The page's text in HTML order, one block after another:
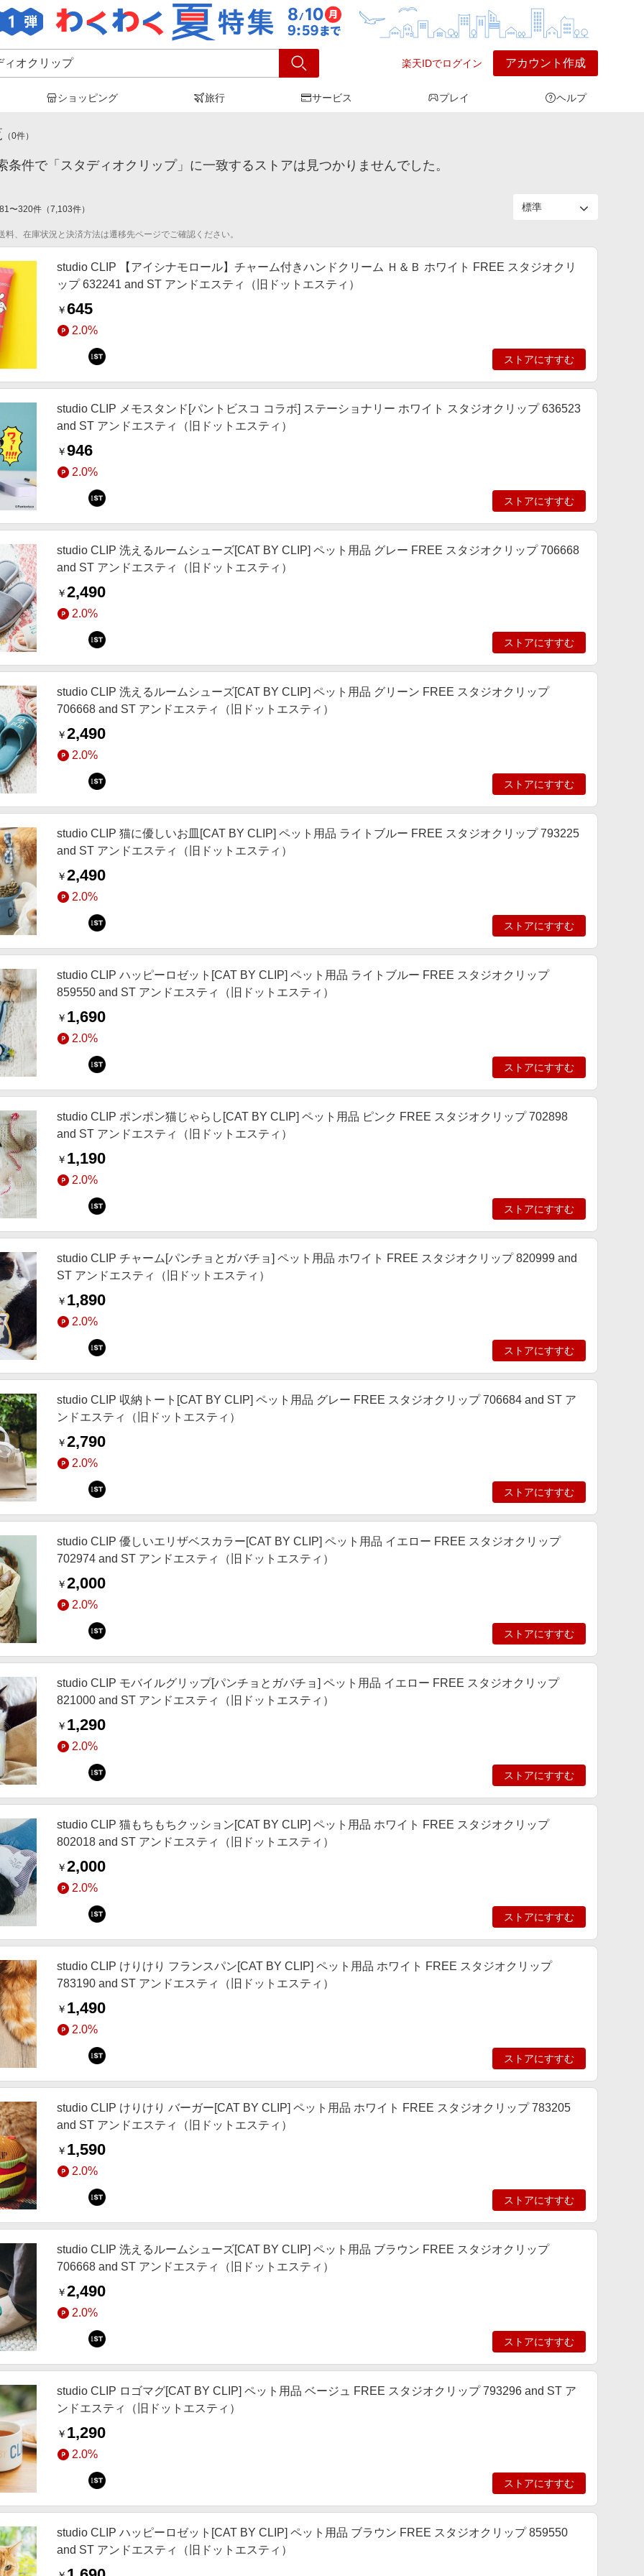
楽天IDでログイン アカウント作成
ショッピング 旅行 サービス プレイ ヘルプ
ィオクリップ」の検索結果
（0件）
条件で「スタディオクリップ」に一致するストアは見つかりませんでした。
〜320件 （7,103件）
料、在庫状況と決済方法は遷移先ページでご確認ください。
studio CLIP 【アイシナモロール】チャーム付きハンドクリーム Ｈ＆Ｂ ホワイト FREE スタジオクリ
ップ 632241 and ST アンドエスティ（旧ドットエスティ）
￥645
2.0%
ストアにすすむ
studio CLIP メモスタンド[パントビスコ コラボ] ステーショナリー ホワイト スタジオクリップ 636523
and ST アンドエスティ（旧ドットエスティ）
￥946
2.0%
ストアにすすむ
studio CLIP 洗えるルームシューズ[CAT BY CLIP] ペット用品 グレー FREE スタジオクリップ 706668
and ST アンドエスティ（旧ドットエスティ）
￥2,490
2.0%
ストアにすすむ
studio CLIP 洗えるルームシューズ[CAT BY CLIP] ペット用品 グリーン FREE スタジオクリップ
706668 and ST アンドエスティ（旧ドットエスティ）
￥2,490
2.0%
ストアにすすむ
studio CLIP 猫に優しいお皿[CAT BY CLIP] ペット用品 ライトブルー FREE スタジオクリップ 793225
and ST アンドエスティ（旧ドットエスティ）
￥2,490
2.0%
ストアにすすむ
studio CLIP ハッピーロゼット[CAT BY CLIP] ペット用品 ライトブルー FREE スタジオクリップ
859550 and ST アンドエスティ（旧ドットエスティ）
￥ 1,690
2.0%
ストアにすすむ
studio CLIP ポンポン猫じゃらし[CAT BY CLIP] ペット用品 ピンク FREE スタジオクリップ 702898
and ST アンドエスティ（旧ドットエスティ）
￥ 1,190
2.0%
ストアにすすむ
studio CLIP チャーム[パンチョとガバチョ] ペット用品 ホワイト FREE スタジオクリップ 820999 and
ST アンドエスティ（旧ドットエスティ）
￥ 1,890
2.0%
ストアにすすむ
studio CLIP 収納トート[CAT BY CLIP] ペット用品 グレー FREE スタジオクリップ 706684 and ST ア
ンドエスティ（旧ドットエスティ）
￥2,790
2.0%
ストアにすすむ
studio CLIP 優しいエリザベスカラー[CAT BY CLIP] ペット用品 イエロー FREE スタジオクリップ
702974 and ST アンドエスティ（旧ドットエスティ）
￥2,000
2.0%
ストアにすすむ
studio CLIP モバイルグリップ[パンチョとガバチョ] ペット用品 イエロー FREE スタジオクリップ
821000 and ST アンドエスティ（旧ドットエスティ）
￥ 1,290
2.0%
ストアにすすむ
studio CLIP 猫もちもちクッション[CAT BY CLIP] ペット用品 ホワイト FREE スタジオクリップ
802018 and ST アンドエスティ（旧ドットエスティ）
￥2,000
2.0%
ストアにすすむ
studio CLIP けりけり フランスパン[CAT BY CLIP] ペット用品 ホワイト FREE スタジオクリップ
783190 and ST アンドエスティ（旧ドットエスティ）
￥ 1,490
2.0%
ストアにすすむ
studio CLIP けりけり バーガー[CAT BY CLIP] ペット用品 ホワイト FREE スタジオクリップ 783205
and ST アンドエスティ（旧ドットエスティ）
￥ 1,590
2.0%
ストアにすすむ
studio CLIP 洗えるルームシューズ[CAT BY CLIP] ペット用品 ブラウン FREE スタジオクリップ
706668 and ST アンドエスティ（旧ドットエスティ）
￥2,490
2.0%
ストアにすすむ
studio CLIP ロゴマグ[CAT BY CLIP] ペット用品 ベージュ FREE スタジオクリップ 793296 and ST ア
ンドエスティ（旧ドットエスティ）
￥ 1,290
2.0%
ストアにすすむ
studio CLIP ハッピーロゼット[CAT BY CLIP] ペット用品 ブラウン FREE スタジオクリップ 859550
and ST アンドエスティ（旧ドットエスティ）